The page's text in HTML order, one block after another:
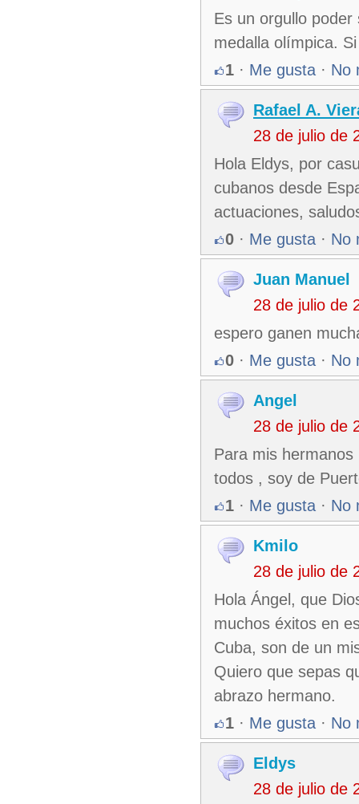
Es un orgullo
medalla olímpica.
1 · Me gusta · No
Rafael A.
28 de julio de
Hola Eldys, por
cubanos desde
actuaciones,
0 · Me gusta · No
Juan Manuel
28 de julio de
espero ganen
0 · Me gusta · No
Angel
28 de julio de
Para mis
todos , soy de
1 · Me gusta · No
Kmilo
28 de julio de
Hola Ángel, que
muchos éxitos en
Cuba, son de un
Quiero que sepas
abrazo hermano.
1 · Me gusta · No
Eldys
28 de julio de